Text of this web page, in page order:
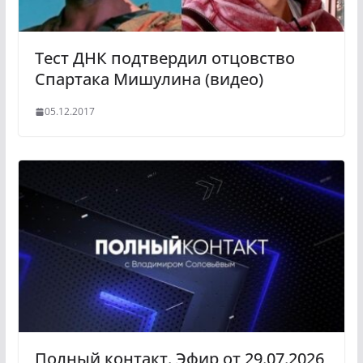
k
Тест ДНК подтвердил отцовство
Спартака Мишулина (видео)
05.12.2017
Полный контакт. Эфир от 29.07.2026